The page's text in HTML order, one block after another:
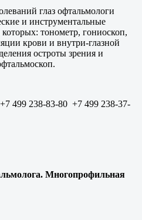
глаз офтальмологи
и инструментальные
тонометр, гониоскоп,
крови и внутри-глазной
остроты зрения и
499 238-83-80 +7 499 238-37-
Многопрофильная